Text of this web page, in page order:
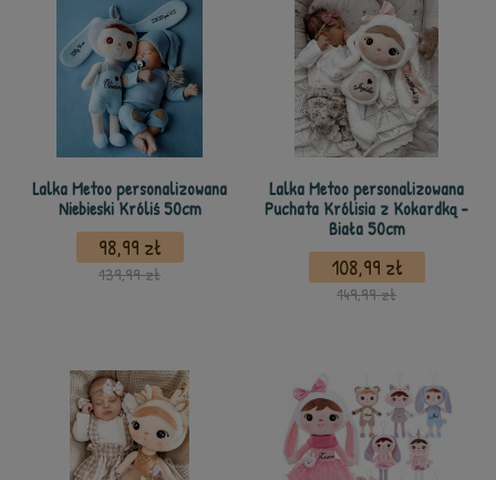
Lalka Metoo personalizowana
Niebieski Króliś 50cm
98,99 zł
139,99 zł
Lalka Metoo personalizowana
Puchata Królisia z Kokardką -
Biała 50cm
108,99 zł
149,99 zł